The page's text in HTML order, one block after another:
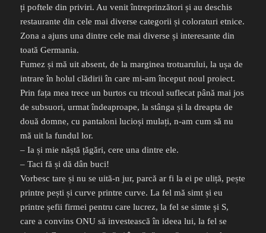
ți poftele din priviri. Au venit întreprinzători și au deschis
restaurante din cele mai diverse categorii și coloraturi etnice.
Zona a ajuns una dintre cele mai diverse și interesante din
toată Germania.
Fumez și mă uit absent, de la marginea trotuarului, la ușa de
intrare în holul clădirii în care mi-am început noul proiect.
Prin fața mea trece un burtos cu tricoul suflecat până mai jos
de subsuori, urmat îndeaproape, la stânga și la dreapta de
două domne, cu pantaloni lucioși mulați, n-am cum să nu
mă uit la fundul lor.
– Ia și mie năștă țăgări, cere una dintre ele.
– Taci fă și dă dân buci!
Vorbesc tare și nu se uită-n jur, parcă ar fi la ei pe uliță, pește
printre pești și curve printre curve. La fel mă simt și eu
printre șefii firmei pentru care lucrez, la fel se simte și S,
care a convins ONU să investească în ideea lui, la fel se